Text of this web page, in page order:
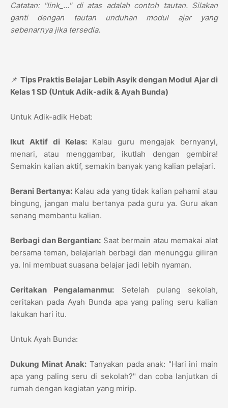
Catatan: "link_..." di atas adalah contoh tautan. Silakan
ganti dengan tautan unduhan modul ajar yang
sebenarnya jika tersedia.
📌 Tips Praktis Belajar Lebih Asyik dengan Modul Ajar di
Kelas 1 SD (Untuk Adik-adik & Ayah Bunda)
Untuk Adik-adik Hebat:
Ikut Aktif di Kelas:Kalau guru mengajak bernyanyi,
menari, atau menggambar, ikutlah dengan gembira!
Semakin kalian aktif, semakin banyak yang kalian pelajari.
Berani Bertanya:Kalau ada yang tidak kalian pahami atau
bingung, jangan malu bertanya pada guru ya. Guru akan
senang membantu kalian.
Berbagi dan Bergantian: Saat bermain atau memakai alat
bersama teman, belajarlah berbagi dan menunggu giliran
ya. Ini membuat suasana belajar jadi lebih nyaman.
Ceritakan Pengalamanmu: Setelah pulang sekolah,
ceritakan pada Ayah Bunda apa yang paling seru kalian
lakukan hari itu.
Untuk Ayah Bunda:
Dukung Minat Anak: Tanyakan pada anak: "Hari ini main
apa yang paling seru di sekolah?" dan coba lanjutkan di
rumah dengan kegiatan yang mirip.